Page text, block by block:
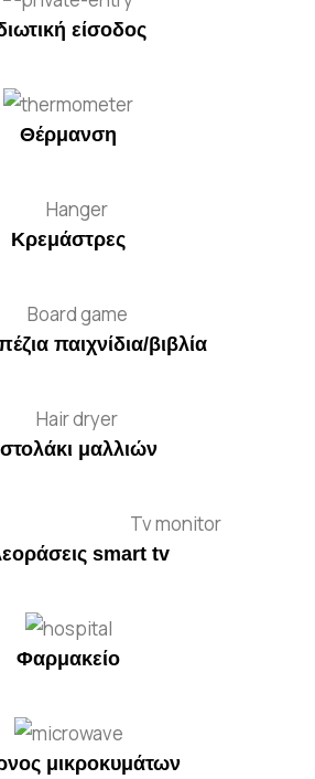
είσοδος
Θέρμανση
Κρεμάστρες
παιχνίδια/βιβλία
μαλλιών
smart tv
Φαρμακείο
μικροκυμάτων